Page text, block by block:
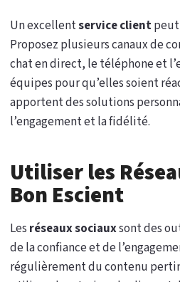
Un excellentservice client
Proposez plusieurs canaux de
chat en direct, le téléphone et
équipes pour qu’elles soient
apportent des solutions
l’engagement et la fidélité.
Utiliser les
Bon Escient
Les réseaux sociauxsont des
de la confiance et de
régulièrement du contenu